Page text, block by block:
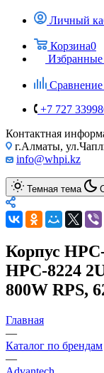
Личный
Корзина0
Сравнение
+7 727
Контактная
г.Алматы,
info@whpi.kz
Темная тема
Корпус
HPC-8224
800W RPS,
Главная
—
Каталог по брендам
—